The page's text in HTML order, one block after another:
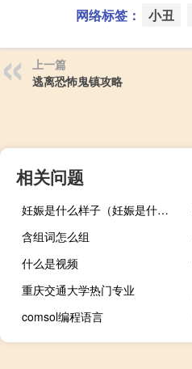
网络标签： 小丑
上一篇
逃离恐怖鬼镇攻略
相关问题
妊娠是什么样子（妊娠是什么）
含组词怎么组
什么是视频
重庆交通大学热门专业
comsol编程语言